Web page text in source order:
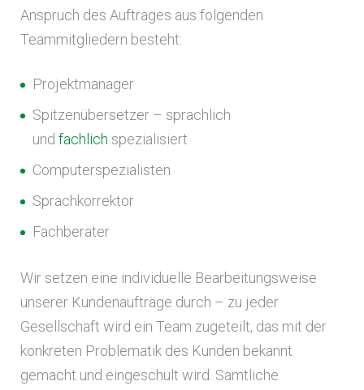
Anspruch des Auftrages aus folgenden
Teammitgliedern besteht:
Projektmanager
Spitzenübersetzer – sprachlich
und fachlich spezialisiert
Computerspezialisten
Sprachkorrektor
Fachberater
Wir setzen eine individuelle Bearbeitungsweise
unserer Kundenaufträge durch – zu jeder
Gesellschaft wird ein Team zugeteilt, das mit der
konkreten Problematik des Kunden bekannt
gemacht und eingeschult wird. Sämtliche